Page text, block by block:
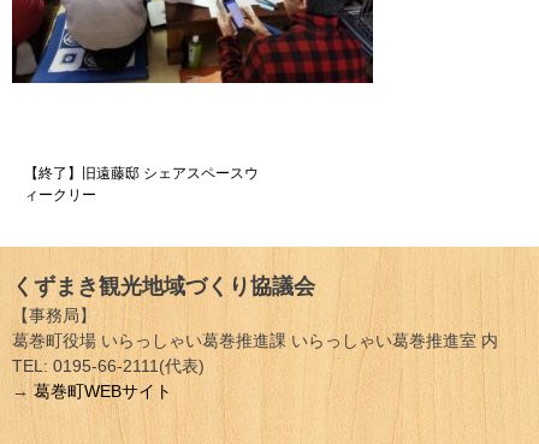
投
ナ
ビ
ゲ
ー
【終了】旧遠藤邸 シェアスペースウ
ィークリー
くずまき観光地域づくり協議会
【事務局】
葛巻町役場 いらっしゃい葛巻推進課 いらっしゃい葛巻推進室 内
TEL: 0195-66-2111(代表)
→ 葛巻町WEBサイト